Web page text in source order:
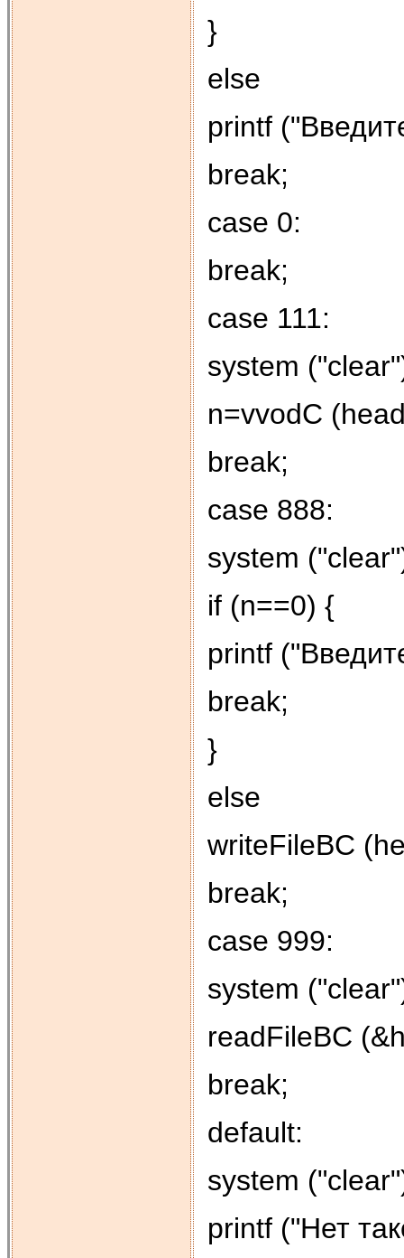
}
else
printf
break;
case 0:
break;
case 111:
system
n=vvodC
break;
case 888:
system
if (n==0) {
printf
break;
}
else
writeFileBC
break;
case 999:
system
readFileBC
break;
default:
system
printf ("Нет